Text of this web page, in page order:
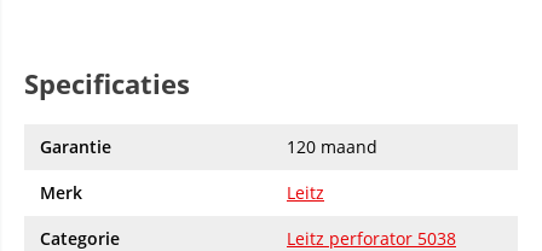
Specificaties
Garantie
120 maand
Merk
Leitz
Categorie
Leitz perforator 5038